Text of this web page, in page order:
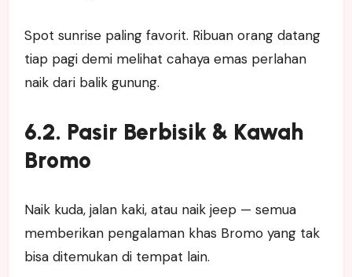
Spot sunrise paling favorit. Ribuan orang datang
tiap pagi demi melihat cahaya emas perlahan
naik dari balik gunung.
6.2. Pasir Berbisik & Kawah
Bromo
Naik kuda, jalan kaki, atau naik jeep — semua
memberikan pengalaman khas Bromo yang tak
bisa ditemukan di tempat lain.